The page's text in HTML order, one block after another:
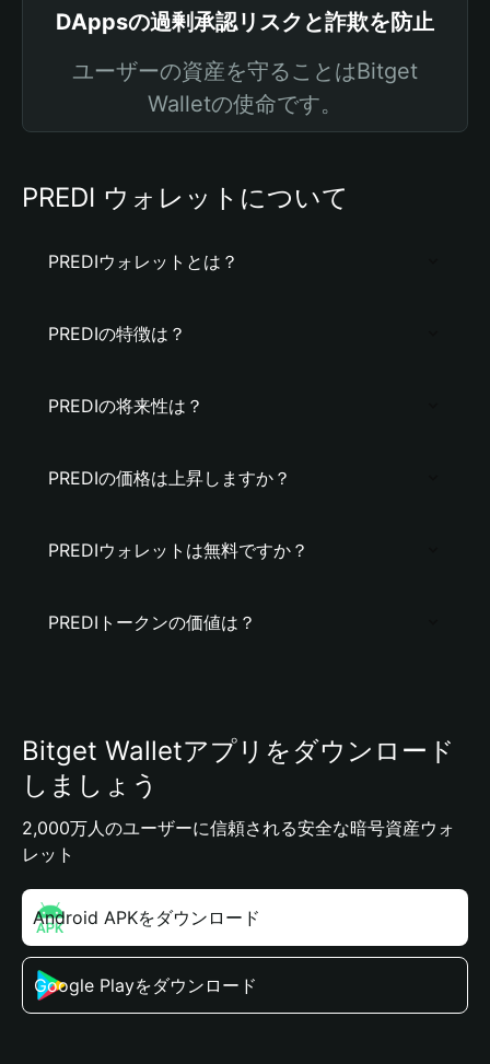
DAppsの過剰承認リスクと詐欺を防止
ユーザーの資産を守ることはBitget
Walletの使命です。
PREDI ウォレットについて
PREDIウォレットとは？
PREDIの特徴は？
PREDIの将来性は？
PREDIの価格は上昇しますか？
PREDIウォレットは無料ですか？
PREDIトークンの価値は？
Bitget Walletアプリをダウンロード
しましょう
2,000万人のユーザーに信頼される安全な暗号資産ウォ
レット
Android APKをダウンロード
Google Playをダウンロード